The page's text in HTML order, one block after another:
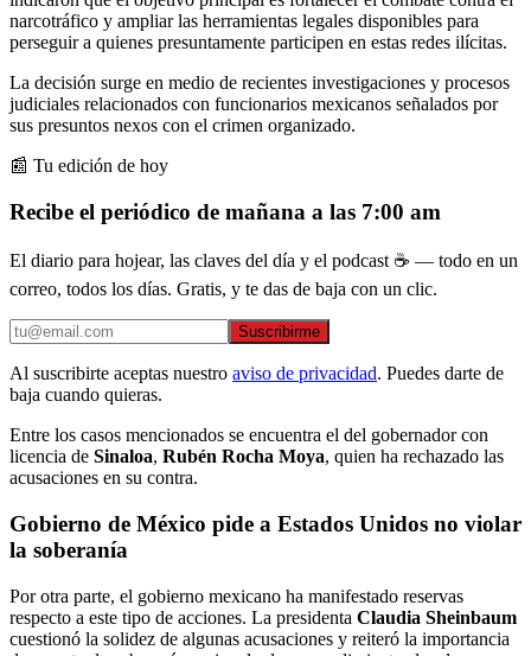
narcotráfico y ampliar las herramientas legales disponibles para
perseguir a quienes presuntamente participen en estas redes ilícitas.
La decisión surge en medio de recientes investigaciones y procesos
judiciales relacionados con funcionarios mexicanos señalados por
sus presuntos nexos con el crimen organizado.
📰 Tu edición de hoy
Recibe el periódico de mañana a las 7:00 am
El diario para hojear, las claves del día y el podcast ☕ — todo en un
correo, todos los días. Gratis, y te das de baja con un clic.
Suscribirme
Al suscribirte aceptas nuestro aviso de privacidad. Puedes darte de
baja cuando quieras.
Entre los casos mencionados se encuentra el del gobernador con
licencia de Sinaloa, Rubén Rocha Moya, quien ha rechazado las
acusaciones en su contra.
Gobierno de México pide a Estados Unidos no violar
la soberanía
Por otra parte, el gobierno mexicano ha manifestado reservas
respecto a este tipo de acciones. La presidenta Claudia Sheinbaum
cuestionó la solidez de algunas acusaciones y reiteró la importancia